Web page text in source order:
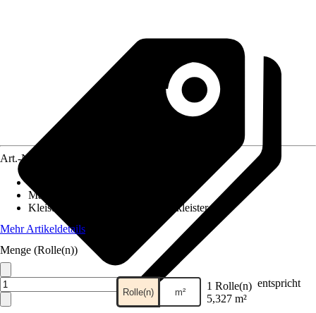
Art.-Nr.
Maße (BxH)
Kleisterempfehlung
Vliestapetenkleister
Mehr Artikeldetails
Menge (Rolle(n))
Rolle(n) m² 1 Rolle(n) entspricht
5,327 m²